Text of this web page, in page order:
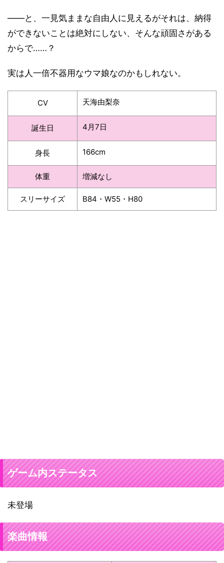
――と、一見気ままな自由人に見えるがそれは、納得
ができないことは絶対にしない、そんな頑固さがある
からで……？
実は人一倍不器用なウマ娘なのかもしれない。
CV 天海由梨奈
誕生日 4月7日
身長 166cm
体重 増減なし
スリーサイズ B84・W55・H80
ゲーム内ステータス
未登場
楽曲情報